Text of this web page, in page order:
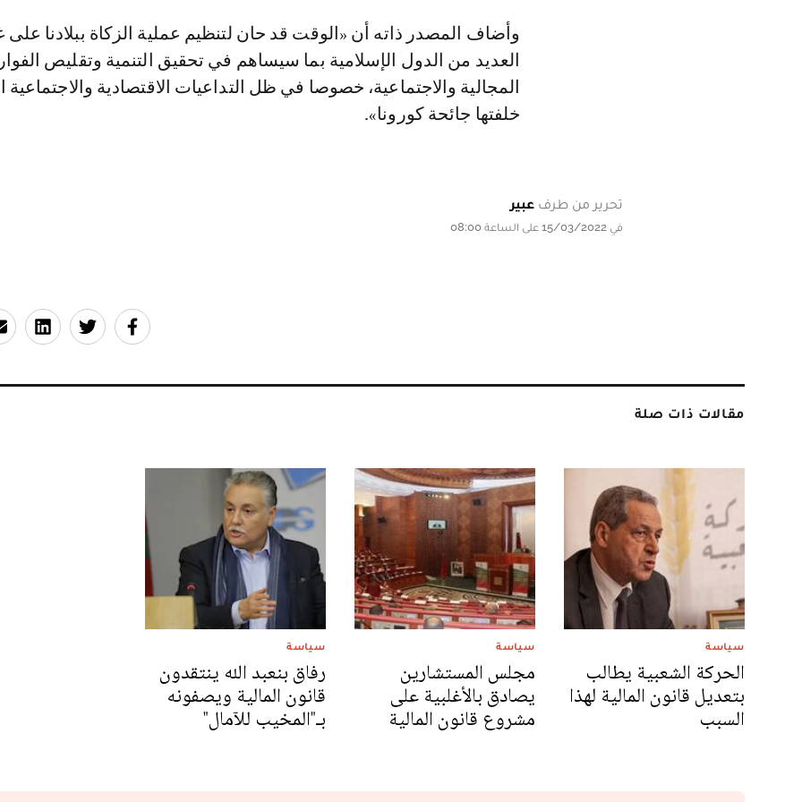
وأضاف المصدر ذاته أن «الوقت قد حان لتنظيم عملية الزكاة ببلادنا على
العديد من الدول الإسلامية بما سيساهم في تحقيق التنمية وتقليص
المجالية والاجتماعية، خصوصا في ظل التداعيات الاقتصادية والاجتماعية
خلفتها جائحة كورونا».
تحرير من طرف عبير
في 15/03/2022 على الساعة 08:00
مقالات ذات صلة
سياسة
الحركة الشعبية يطالب
بتعديل قانون المالية لهذا
السبب
سياسة
مجلس المستشارين
يصادق بالأغلبية على
مشروع قانون المالية
سياسة
رفاق بنعبد الله ينتقدون
قانون المالية ويصفونه
بـ"المخيب للآمال"